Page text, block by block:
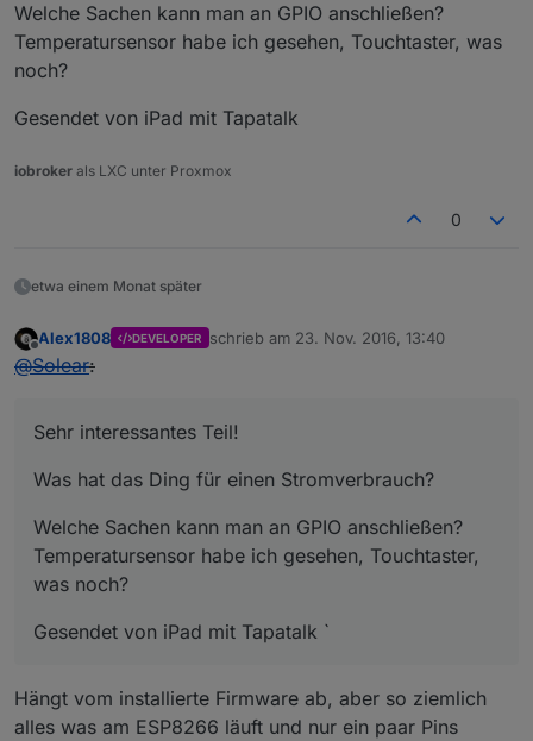
Welche Sachen kann man an GPIO anschließen?
Temperatursensor habe ich gesehen, Touchtaster, was
noch?
Gesendet von iPad mit Tapatalk
iobroker als LXC unter Proxmox
0
etwa einem Monat später
Offline
Alex1808 DEVELOPER schrieb am 23. Nov. 2016, 13:40
zuletzt editiert von
@Solear:
Sehr interessantes Teil!
Was hat das Ding für einen Stromverbrauch?
Welche Sachen kann man an GPIO anschließen?
Temperatursensor habe ich gesehen, Touchtaster,
was noch?
Gesendet von iPad mit Tapatalk `
Hängt vom installierte Firmware ab, aber so ziemlich
alles was am ESP8266 läuft und nur ein paar Pins